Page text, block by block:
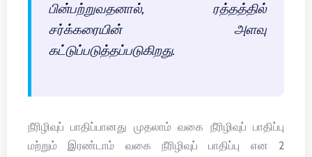
பின்பற்றுவதனால், ரத்தத்தில்
சர்க்கரையின் அளவு
கட்டுப்படுத்தப்படுகிறது.
நீரிழிவுப் பாதிப்பானது முதலாம் வகை நீரிழிவுப் பாதிப்பு
மற்றும் இரண்டாம் வகை நீரிழிவுப் பாதிப்பு என 2